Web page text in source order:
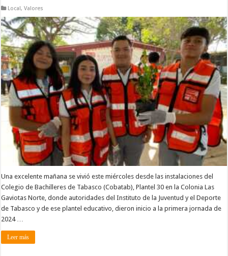
Local,Valores
Una excelente mañana se vivió este miércoles desde las instalaciones del
Colegio de Bachilleres de Tabasco (Cobatab), Plantel 30 en la Colonia Las
Gaviotas Norte, donde autoridades del Instituto de la Juventud y el Deporte
de Tabasco y de ese plantel educativo, dieron inicio a la primera jornada de
2024 …
Leer más